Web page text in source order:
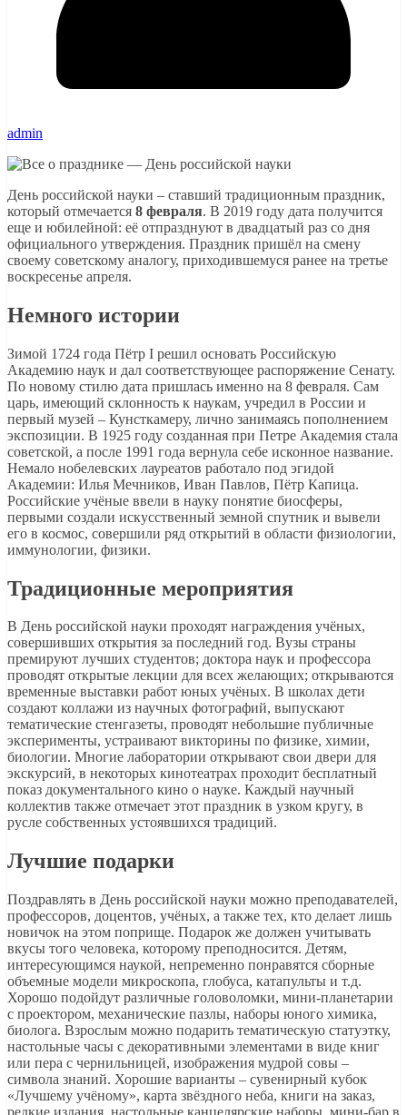
admin
День российской науки – ставший традиционным праздник,
который отмечается 8 февраля. В 2019 году дата получится
еще и юбилейной: её отпразднуют в двадцатый раз со дня
официального утверждения. Праздник пришёл на смену
своему советскому аналогу, приходившемуся ранее на третье
воскресенье апреля.
Немного истории
Зимой 1724 года Пётр I решил основать Российскую
Академию наук и дал соответствующее распоряжение Сенату.
По новому стилю дата пришлась именно на 8 февраля. Сам
царь, имеющий склонность к наукам, учредил в России и
первый музей – Кунсткамеру, лично занимаясь пополнением
экспозиции. В 1925 году созданная при Петре Академия стала
советской, а после 1991 года вернула себе исконное название.
Немало нобелевских лауреатов работало под эгидой
Академии: Илья Мечников, Иван Павлов, Пётр Капица.
Российские учёные ввели в науку понятие биосферы,
первыми создали искусственный земной спутник и вывели
его в космос, совершили ряд открытий в области физиологии,
иммунологии, физики.
Традиционные мероприятия
В День российской науки проходят награждения учёных,
совершивших открытия за последний год. Вузы страны
премируют лучших студентов; доктора наук и профессора
проводят открытые лекции для всех желающих; открываются
временные выставки работ юных учёных. В школах дети
создают коллажи из научных фотографий, выпускают
тематические стенгазеты, проводят небольшие публичные
эксперименты, устраивают викторины по физике, химии,
биологии. Многие лаборатории открывают свои двери для
экскурсий, в некоторых кинотеатрах проходит бесплатный
показ документального кино о науке. Каждый научный
коллектив также отмечает этот праздник в узком кругу, в
русле собственных устоявшихся традиций.
Лучшие подарки
Поздравлять в День российской науки можно преподавателей,
профессоров, доцентов, учёных, а также тех, кто делает лишь
новичок на этом поприще. Подарок же должен учитывать
вкусы того человека, которому преподносится. Детям,
интересующимся наукой, непременно понравятся сборные
объемные модели микроскопа, глобуса, катапульты и т.д.
Хорошо подойдут различные головоломки, мини-планетарии
с проектором, механические пазлы, наборы юного химика,
биолога. Взрослым можно подарить тематическую статуэтку,
настольные часы с декоративными элементами в виде книг
или пера с чернильницей, изображения мудрой совы –
символа знаний. Хорошие варианты – сувенирный кубок
«Лучшему учёному», карта звёздного неба, книги на заказ,